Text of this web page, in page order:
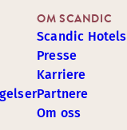
OM SCANDIC
Scandic Hotels
Presse
Karriere
Partnere
Om oss